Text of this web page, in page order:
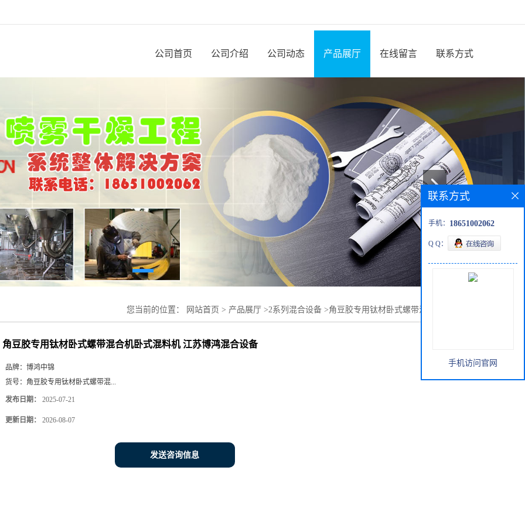
公司首页 公司介绍 公司动态 产品展厅 在线留言 联系方式
您当前的位置： 网站首页 > 产品展厅 >2系列混合设备 >角豆胶专用钛材卧式螺带混合机卧式混料
角豆胶专用钛材卧式螺带混合机卧式混料机 江苏博鸿混合设备
品牌： 博鸿中锦
货号： 角豆胶专用钛材卧式螺带混...
发布日期： 2025-07-21
更新日期： 2026-08-07
发送咨询信息
联系方式
手机： 18651002062
Q Q：
手机访问官网